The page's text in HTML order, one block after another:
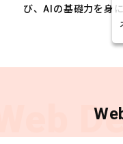
び、AIの基礎力を身